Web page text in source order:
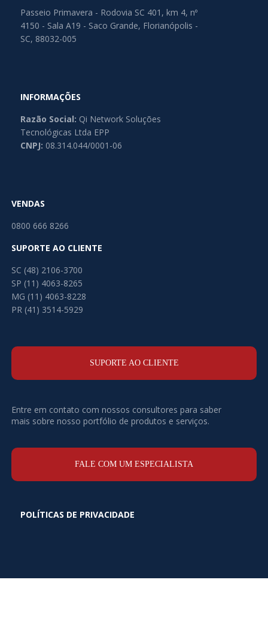
Passeio Primavera - Rodovia SC 401, km 4, nº
4150 - Sala A19 - Saco Grande, Florianópolis -
SC, 88032-005
INFORMAÇÕES
Razão Social: Qi Network Soluções
Tecnológicas Ltda EPP
CNPJ: 08.314.044/0001-06
VENDAS
0800 666 8266
SUPORTE AO CLIENTE
SC (48) 2106-3700
SP (11) 4063-8265
MG (11) 4063-8228
PR (41) 3514-5929
SUPORTE AO CLIENTE
Entre em contato com nossos consultores para saber
mais sobre nosso portfólio de produtos e serviços.
FALE COM UM ESPECIALISTA
POLÍTICAS DE PRIVACIDADE